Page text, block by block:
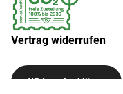
Vertrag widerrufen
Widerruf erklären